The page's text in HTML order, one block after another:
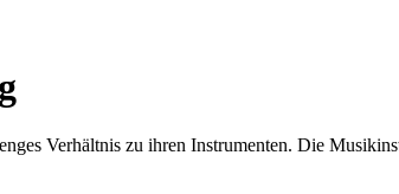
Verhältnis zu ihren Instrumenten. Die